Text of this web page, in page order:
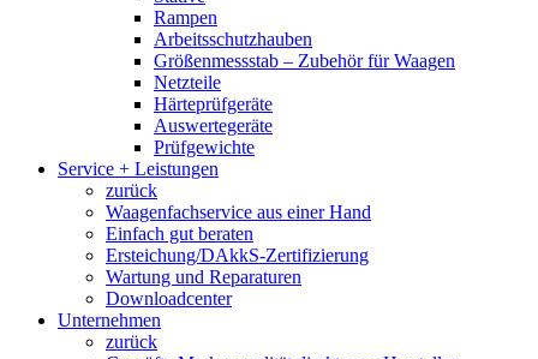
Rampen
Arbeitsschutzhauben
Größenmessstab – Zubehör für Waagen
Netzteile
Härteprüfgeräte
Auswertegeräte
Prüfgewichte
Service + Leistungen
zurück
Waagenfachservice aus einer Hand
Einfach gut beraten
Ersteichung/DAkkS-Zertifizierung
Wartung und Reparaturen
Downloadcenter
Unternehmen
zurück